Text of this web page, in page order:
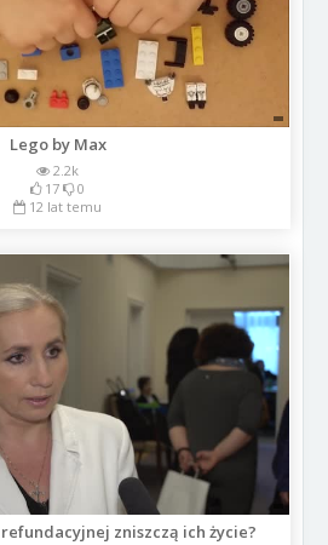
Lego by Max
2.2k
17
0
12 lat temu
zniszczą ich życie?